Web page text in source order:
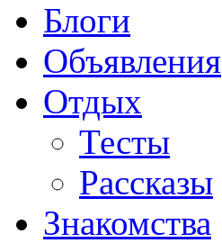
Блоги
Объявления
Отдых
Тесты
Рассказы
Знакомства